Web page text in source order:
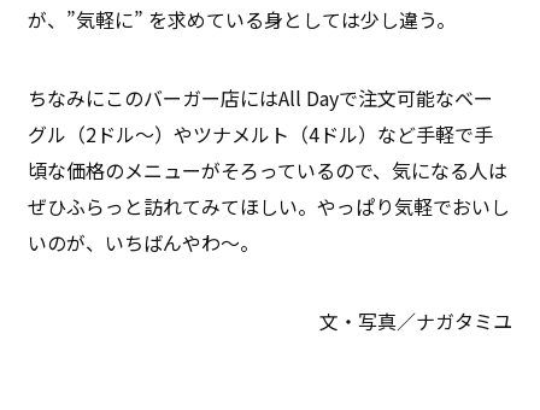
が、”気軽に” を求めている身としては少し違う。
ちなみにこのバーガー店にはAll Dayで注文可能なベー
グル（2ドル〜）やツナメルト（4ドル）など手軽で手
頃な価格のメニューがそろっているので、気になる人は
ぜひふらっと訪れてみてほしい。やっぱり気軽でおいし
いのが、いちばんやわ〜。
文・写真／ナガタミユ